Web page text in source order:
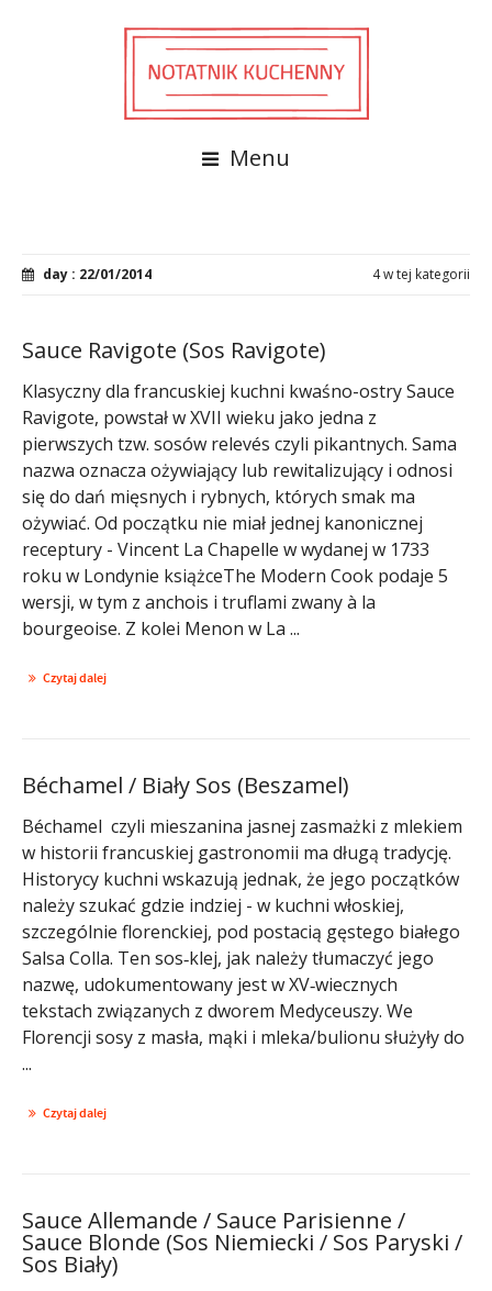
Menu
day : 22/01/2014 4 w tej kategorii
Sauce Ravigote (Sos Ravigote)
Klasyczny dla francuskiej kuchni kwaśno-ostry Sauce
Ravigote, powstał w XVII wieku jako jedna z
pierwszych tzw. sosów relevés czyli pikantnych. Sama
nazwa oznacza ożywiający lub rewitalizujący i odnosi
się do dań mięsnych i rybnych, których smak ma
ożywiać. Od początku nie miał jednej kanonicznej
receptury - Vincent La Chapelle w wydanej w 1733
roku w Londynie książceThe Modern Cook podaje 5
wersji, w tym z anchois i truflami zwany à la
bourgeoise. Z kolei Menon w La ...
Czytaj dalej
Béchamel / Biały Sos (Beszamel)
Béchamel czyli mieszanina jasnej zasmażki z mlekiem
w historii francuskiej gastronomii ma długą tradycję.
Historycy kuchni wskazują jednak, że jego początków
należy szukać gdzie indziej - w kuchni włoskiej,
szczególnie florenckiej, pod postacią gęstego białego
Salsa Colla. Ten sos‑klej, jak należy tłumaczyć jego
nazwę, udokumentowany jest w XV‑wiecznych
tekstach związanych z dworem Medyceuszy. We
Florencji sosy z masła, mąki i mleka/bulionu służyły do
...
Czytaj dalej
Sauce Allemande / Sauce Parisienne /
Sauce Blonde (Sos Niemiecki / Sos Paryski /
Sos Biały)